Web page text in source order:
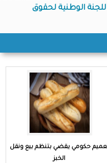
الوطنية لحقوق
حكومي يقضي بتنظم بيع ونقل
الخبز